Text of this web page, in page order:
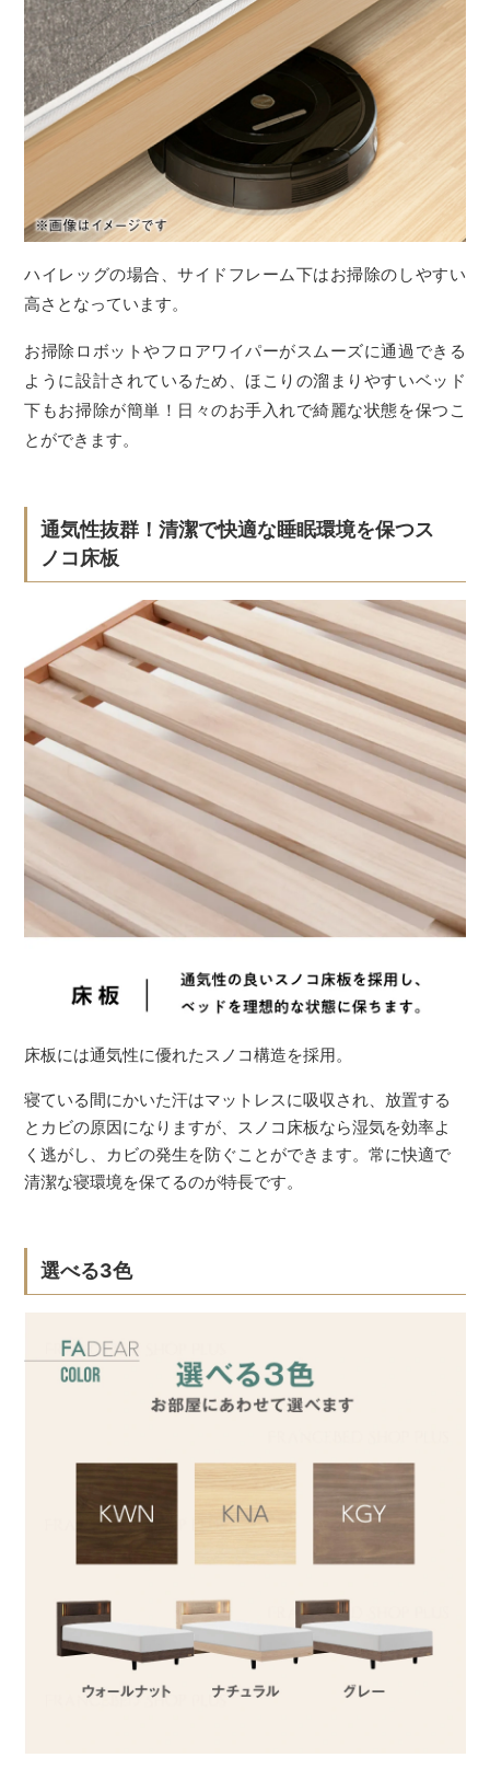
ハイレッグの場合、サイドフレーム下はお掃除のしやすい
高さとなっています。
お掃除ロボットやフロアワイパーがスムーズに通過できる
ように設計されているため、ほこりの溜まりやすいベッド
下もお掃除が簡単！日々のお手入れで綺麗な状態を保つこ
とができます。
通気性抜群！清潔で快適な睡眠環境を保つス
ノコ床板
床板には通気性に優れたスノコ構造を採用。
寝ている間にかいた汗はマットレスに吸収され、放置する
とカビの原因になりますが、スノコ床板なら湿気を効率よ
く逃がし、カビの発生を防ぐことができます。常に快適で
清潔な寝環境を保てるのが特長です。
選べる3色